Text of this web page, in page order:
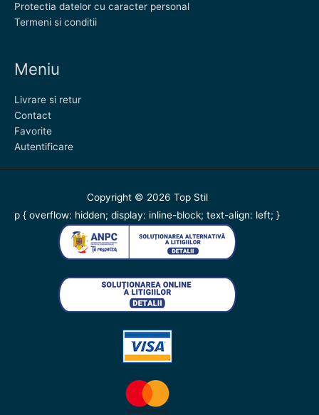
Protectia datelor cu caracter personal
Termeni si conditii
Meniu
Livrare si retur
Contact
Favorite
Autentificare
Copyright © 2026 Top Stil
p { overflow: hidden; display: inline-block; text-align: left; }